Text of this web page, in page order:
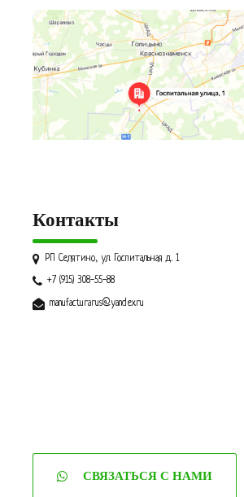
Контакты
РП Селятино, ул. Госпитальная д. 1
+7 (915) 308-55-88
manufacturarus@yandex.ru
СВЯЗАТЬСЯ С НАМИ